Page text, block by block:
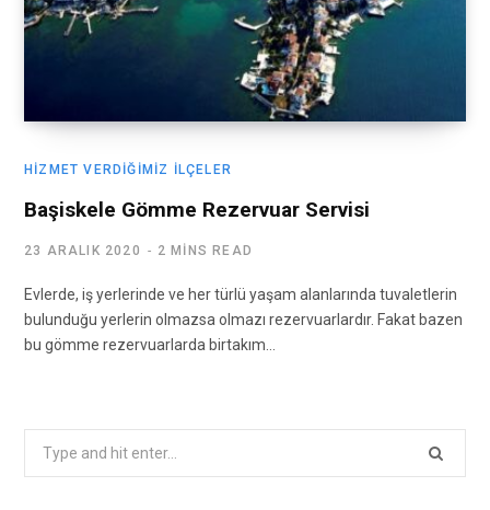
HIZMET VERDIĞIMIZ İLÇELER
Başiskele Gömme Rezervuar Servisi
23 ARALIK 2020 2 MINS READ
Evlerde, iş yerlerinde ve her türlü yaşam alanlarında tuvaletlerin
bulunduğu yerlerin olmazsa olmazı rezervuarlardır. Fakat bazen
bu gömme rezervuarlarda birtakım…